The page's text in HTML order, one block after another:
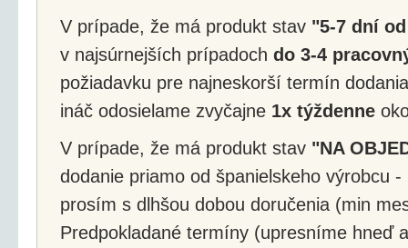
V prípade, že má produkt stav "5-7 dní
v najsúrnejších prípadoch do 3-4
požiadavku pre najneskorší termín
ináč odosielame zvyčajne 1x týždenne
V prípade, že má produkt stav "NA
dodanie priamo od španielskeho výrobcu
prosím s dlhšou dobou doručenia (min
Predpokladané termíny (upresníme hneď